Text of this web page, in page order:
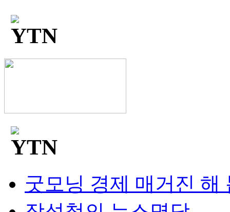
굿모닝 경제 매거진 해